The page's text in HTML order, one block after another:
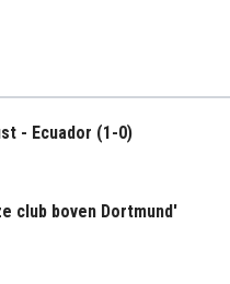
- Ecuador (1-0)
club boven Dortmund'